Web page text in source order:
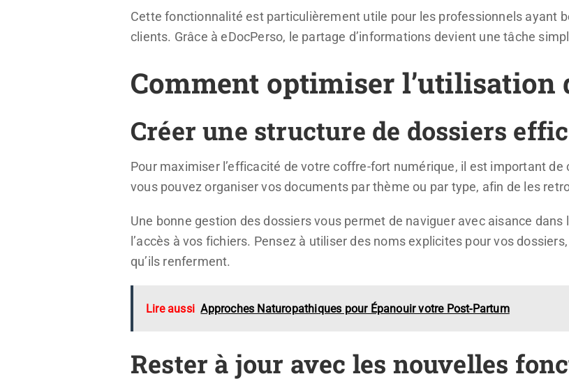
Cette fonctionnalité est particulièrement utile pour les professionnels ayant
clients. Grâce à eDocPerso, le partage d’informations devient une tâche
Comment optimiser l’utilisation
Créer une structure de dossiers
Pour maximiser l’efficacité de votre coffre-fort numérique, il est important
vous pouvez organiser vos documents par thème ou par type, afin de les
Une bonne gestion des dossiers vous permet de naviguer avec aisance dans
l’accès à vos fichiers. Pensez à utiliser des noms explicites pour vos
qu’ils renferment.
Lire aussi Approches Naturopathiques pour Épanouir votre Post-Partum
Rester à jour avec les nouvelles